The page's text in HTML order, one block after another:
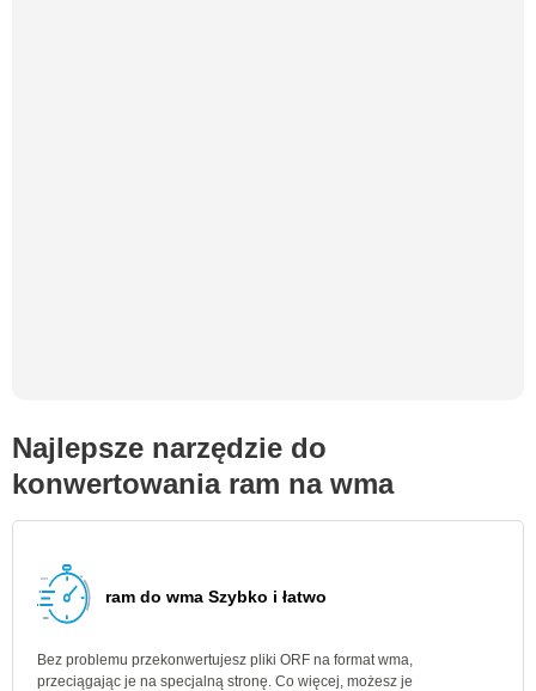
Najlepsze narzędzie do
konwertowania ram na wma
ram do wma Szybko i łatwo
Bez problemu przekonwertujesz pliki ORF na format wma,
przeciągając je na specjalną stronę. Co więcej, możesz je